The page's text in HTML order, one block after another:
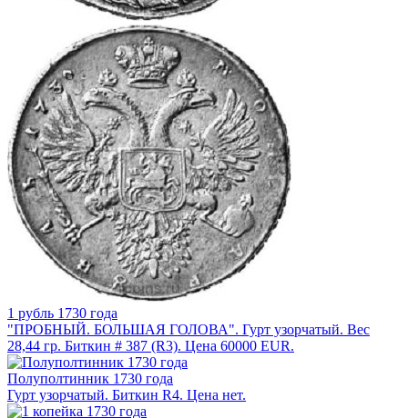
1 рубль 1730 года
"ПРОБНЫЙ. БОЛЬШАЯ ГОЛОВА". Гурт узорчатый. Вес
28,44 гр. Биткин # 387 (R3). Цена 60000 EUR.
Полуполтинник 1730 года
Гурт узорчатый. Биткин R4. Цена нет.